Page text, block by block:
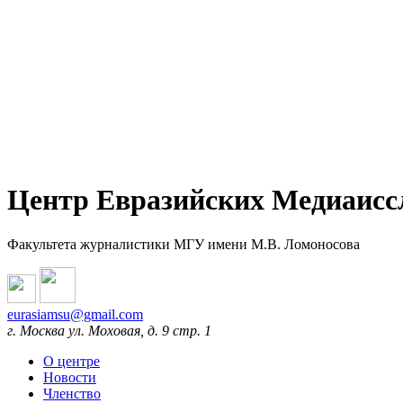
Центр Евразийских
Факультета журналистики МГУ имени М.В. Ломоносова
eurasiamsu@gmail.com
г. Москва ул. Моховая, д. 9 стр. 1
О центре
Новости
Членство